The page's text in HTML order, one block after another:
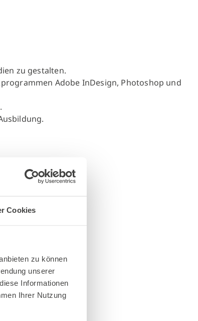
Cookies
zu können
unserer
Informationen
Ihrer Nutzung
zu gestalten.
Adobe InDesign, Photoshop und